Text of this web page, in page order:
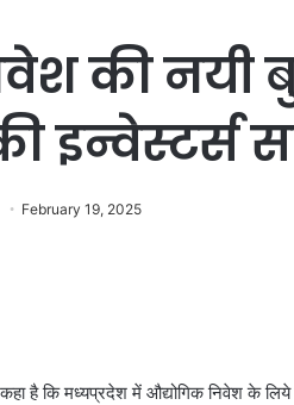
की नयी
इन्वेस्टर्स
February 19, 2025
है कि मध्यप्रदेश में औद्योगिक निवेश के